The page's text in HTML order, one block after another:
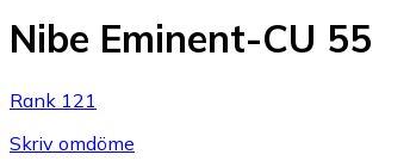
Nibe Eminent-CU 55
Rank 121
Skriv omdöme